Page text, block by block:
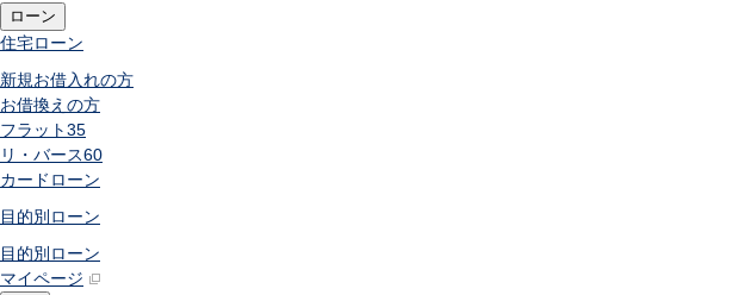
ローン
住宅ローン
新規お借入れの方
お借換えの方
フラット35
リ・バース60
カードローン
目的別ローン
目的別ローン
マイページ